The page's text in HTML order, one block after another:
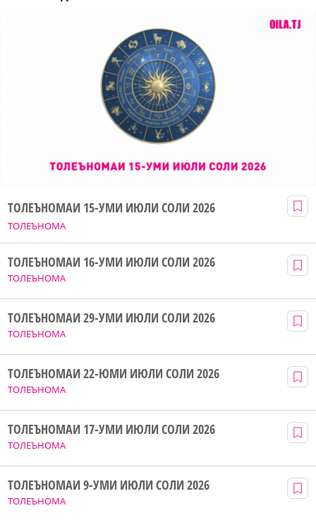
ТОЛЕЪНОМА
ТОЛЕЪНОМАИ 15-УМИ ИЮЛИ СОЛИ 2026
ТОЛЕЪНОМА
ТОЛЕЪНОМАИ 16-УМИ ИЮЛИ СОЛИ 2026
ТОЛЕЪНОМА
ТОЛЕЪНОМАИ 29-УМИ ИЮЛИ СОЛИ 2026
ТОЛЕЪНОМА
ТОЛЕЪНОМАИ 22-ЮМИ ИЮЛИ СОЛИ 2026
ТОЛЕЪНОМА
ТОЛЕЪНОМАИ 17-УМИ ИЮЛИ СОЛИ 2026
ТОЛЕЪНОМА
ТОЛЕЪНОМАИ 9-УМИ ИЮЛИ СОЛИ 2026